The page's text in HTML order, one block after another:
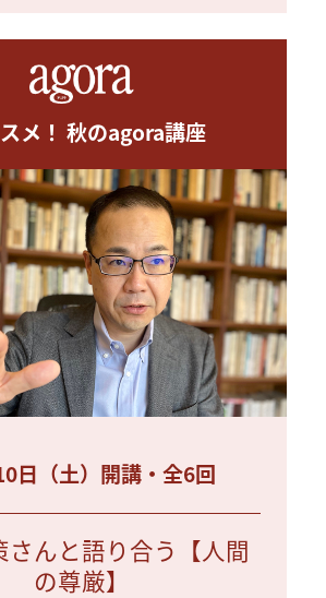
メ！ 秋のagora講座
日（土）開講・全6回
さんと語り合う【人間
の尊厳】